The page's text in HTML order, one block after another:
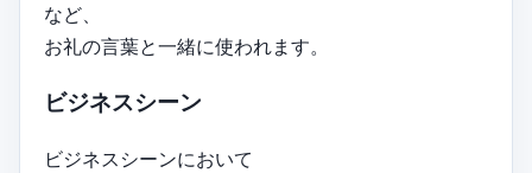
など、
お礼の言葉と一緒に使われます。
ビジネスシーン
ビジネスシーンにおいて